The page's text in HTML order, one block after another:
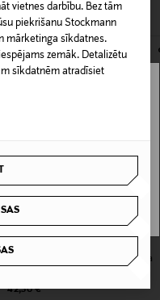
vietnes darbību. Bez tām
piekrišanu Stockmann
mārketinga sīkdatnes.
zemāk. Detalizētu
sīkdatnēm atradīsiet
dabiskiem līdzekļiem,
neatvērtajā
Bright Crystal Body Lotion ķermeņa
Original Price
42,50 €
valstī.